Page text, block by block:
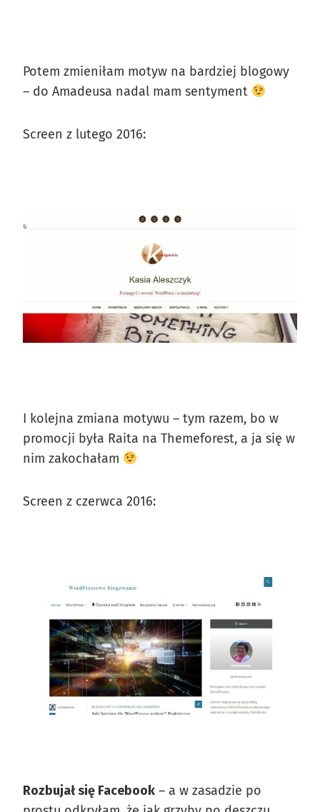
Potem zmieniłam motyw na bardziej blogowy
– do Amadeusa nadal mam sentyment
Screen z lutego 2016:
I kolejna zmiana motywu – tym razem, bo w
promocji była Raita na Themeforest, a ja się w
nim zakochałam
Screen z czerwca 2016:
Rozbujał się Facebook – a w zasadzie po